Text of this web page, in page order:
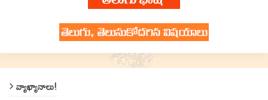
వ్యాఖ్యానాలు!